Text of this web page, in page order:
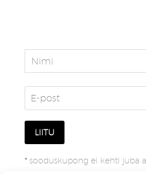
* sooduskupong ei kehti juba